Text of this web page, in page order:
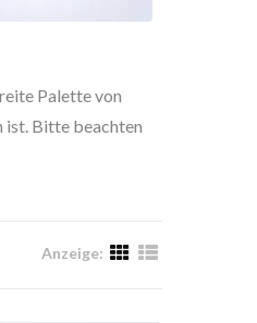
Palette von
ist. Bitte beachten
Anzeige: